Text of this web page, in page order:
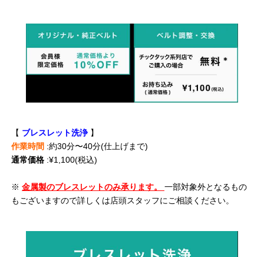
【 ブレスレット洗浄 】
作業時間 :約30分〜40分(仕上げまで)
通常価格 :¥1,100(税込)
※ 金属製のブレスレットのみ承ります。 一部対象外となるもの
もございますので詳しくは店頭スタッフにご相談ください。